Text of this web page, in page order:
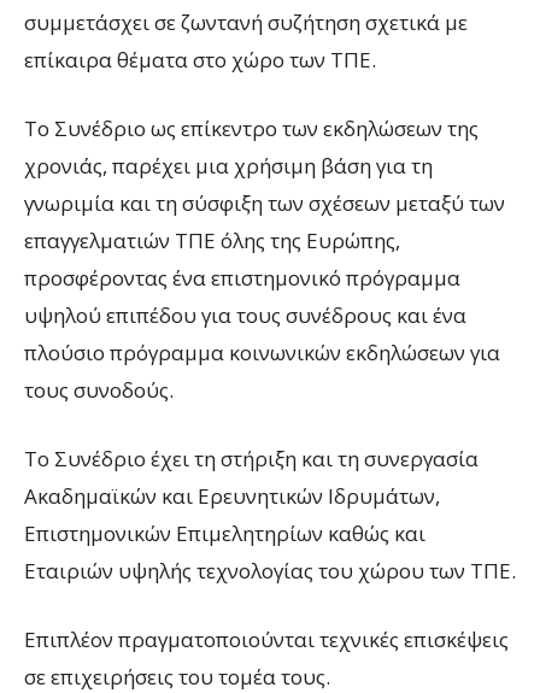
συμμετάσχει σε ζωντανή συζήτηση σχετικά με
επίκαιρα θέματα στο χώρο των ΤΠE.
Το Συνέδριο ως επίκεντρο των εκδηλώσεων της
χρονιάς, παρέχει μια χρήσιμη βάση για τη
γνωριμία και τη σύσφιξη των σχέσεων μεταξύ των
επαγγελματιών ΤΠE όλης της Ευρώπης,
προσφέροντας ένα επιστημονικό πρόγραμμα
υψηλού επιπέδου για τους συνέδρους και ένα
πλούσιο πρόγραμμα κοινωνικών εκδηλώσεων για
τους συνοδούς.
Το Συνέδριο έχει τη στήριξη και τη συνεργασία
Ακαδημαϊκών και Ερευνητικών Ιδρυμάτων,
Επιστημονικών Επιμελητηρίων καθώς και
Εταιριών υψηλής τεχνολογίας του χώρου των ΤΠE.
Επιπλέον πραγματοποιούνται τεχνικές επισκέψεις
σε επιχειρήσεις του τομέα τους.